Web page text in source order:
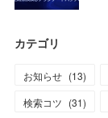
カテゴリ
お知らせ (13)
検索コツ (31)